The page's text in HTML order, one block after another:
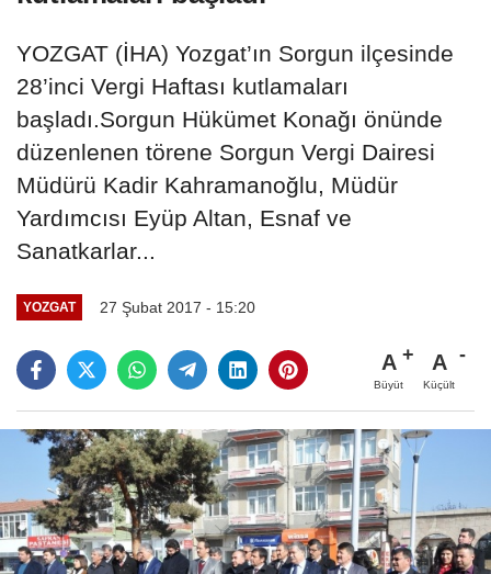
YOZGAT (İHA) Yozgat’ın Sorgun ilçesinde
28’inci Vergi Haftası kutlamaları
başladı.Sorgun Hükümet Konağı önünde
düzenlenen törene Sorgun Vergi Dairesi
Müdürü Kadir Kahramanoğlu, Müdür
Yardımcısı Eyüp Altan, Esnaf ve
Sanatkarlar...
YOZGAT 27 Şubat 2017 - 15:20
A
Büyüt
A
Küçült